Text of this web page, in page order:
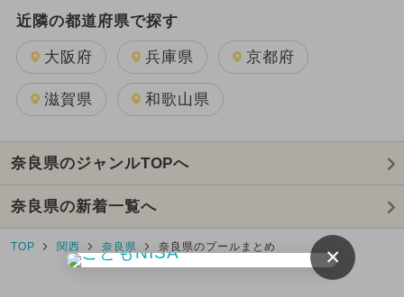
近隣の都道府県で探す
大阪府 兵庫県 京都府
滋賀県 和歌山県
奈良県のジャンルTOPへ
奈良県の新着一覧へ
TOP 関西 奈良県 奈良県のプールまとめ ×